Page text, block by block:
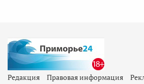
Редакция Правовая информация